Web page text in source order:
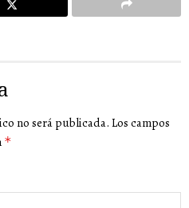
no será publicada. Los campos
*